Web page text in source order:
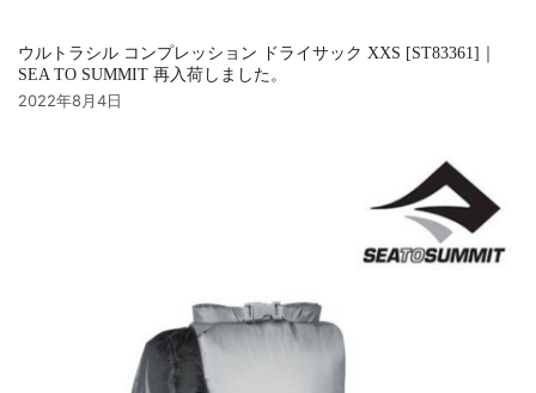
ウルトラシル コンプレッション ドライサック XXS [ST83361]｜
SEA TO SUMMIT 再入荷しました。
2022年8月4日